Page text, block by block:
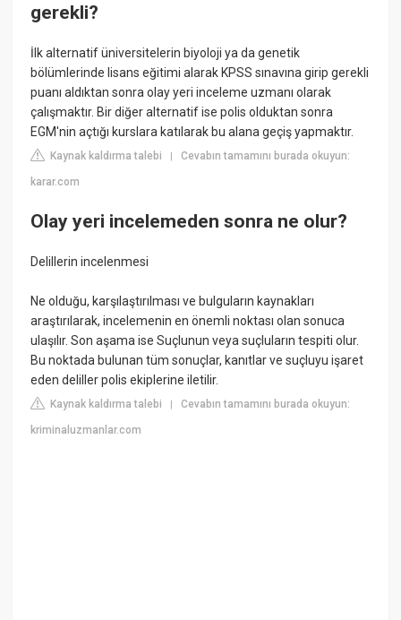
gerekli?
İlk alternatif üniversitelerin biyoloji ya da genetik
bölümlerinde lisans eğitimi alarak KPSS sınavına girip gerekli
puanı aldıktan sonra olay yeri inceleme uzmanı olarak
çalışmaktır. Bir diğer alternatif ise polis olduktan sonra
EGM'nin açtığı kurslara katılarak bu alana geçiş yapmaktır.
Kaynak kaldırma talebi |Cevabın tamamını burada okuyun:
karar.com
Olay yeri incelemeden sonra ne olur?
Delillerin incelenmesi
Ne olduğu, karşılaştırılması ve bulguların kaynakları
araştırılarak, incelemenin en önemli noktası olan sonuca
ulaşılır. Son aşama ise Suçlunun veya suçluların tespiti olur.
Bu noktada bulunan tüm sonuçlar, kanıtlar ve suçluyu işaret
eden deliller polis ekiplerine iletilir.
Kaynak kaldırma talebi |Cevabın tamamını burada okuyun:
kriminaluzmanlar.com